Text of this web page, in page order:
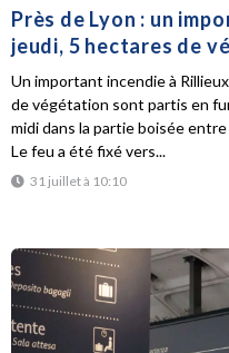
Près de Lyon : un
jeudi, 5 hectares de
31 juillet à 10:10
Un important incendie à
de végétation sont partis en
midi dans la partie boisée
Le feu a été fixé vers...